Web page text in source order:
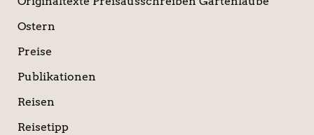
Ostern
Preise
Publikationen
Reisen
Reisetipp